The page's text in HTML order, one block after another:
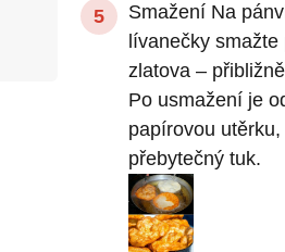
Smažení Na
lívanečky
zlatova –
Po usmažení je
papírovou utěrku,
přebytečný tuk.